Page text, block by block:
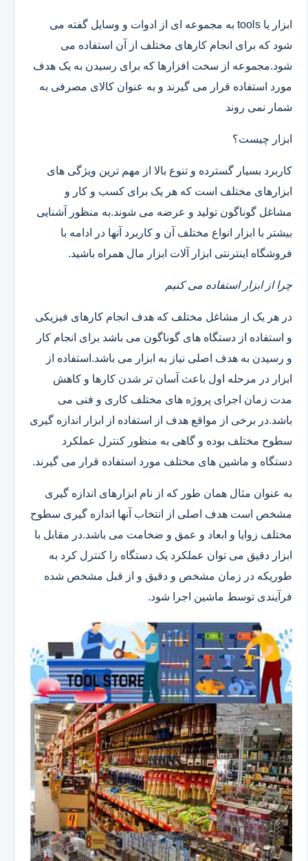
ابزار یا tools به مجموعه ای از ادوات و وسایل گفته می
شود که برای انجام کارهای مختلف از آن استفاده می
شود.مجموعه از سخت افزارها که برای رسیدن به یک هدف
مورد استفاده قرار می گیرند و به عنوان کالای مصرفی به
شمار نمی روند
ابزار چیست؟
کاربرد بسیار گسترده و تنوع بالا از مهم ترین ویژگی های
ابزارهای مختلف است که هر یک برای کسب و کار و
مشاغل گوناگون تولید و عرضه می شوند.به منظور آشنایی
بیشتر با ابزار انواع مختلف آن و کاربرد آنها در ادامه با
فروشگاه اینترنتی ابزار آلات ابزار مال همراه باشید.
چرا از ابزار استفاده می کنیم
در هر یک از مشاغل مختلف که هدف انجام کارهای فیزیکی
و استفاده از دستگاه های گوناگون می باشد برای انجام کار
و رسیدن به هدف اصلی نیاز به ابزار می باشد.استفاده از
ابزار در مرحله اول باعث آسان تر شدن کارها و کاهش
مدت زمان اجرای پروژه های مختلف کاری و فنی می
باشد.در برخی از مواقع هدف از استفاده از ابزار اندازه گیری
سطوح مختلف بوده و گاهی به منظور کنترل عملکرد
دستگاه و ماشین های مختلف مورد استفاده قرار می گیرند.
به عنوان مثال همان طور که از نام ابزارهای اندازه گیری
مشخص است هدف اصلی از انتخاب آنها اندازه گیری سطوح
مختلف زوایا و ابعاد و عمق و ضخامت می باشد.در مقابل با
ابزار دقیق می توان عملکرد یک دستگاه را کنترل کرد به
طوریکه در زمان مشخص و دقیق و از قبل مشخص شده
فرآیندی توسط ماشین اجرا شود.